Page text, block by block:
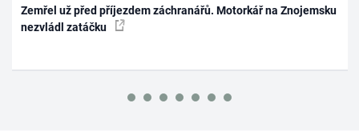
Zemřel už před příjezdem záchranářů. Motorkář na Znojemsku
nezvládl zatáčku